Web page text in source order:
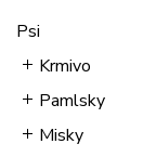
Psi
Krmivo
Pamlsky
Misky